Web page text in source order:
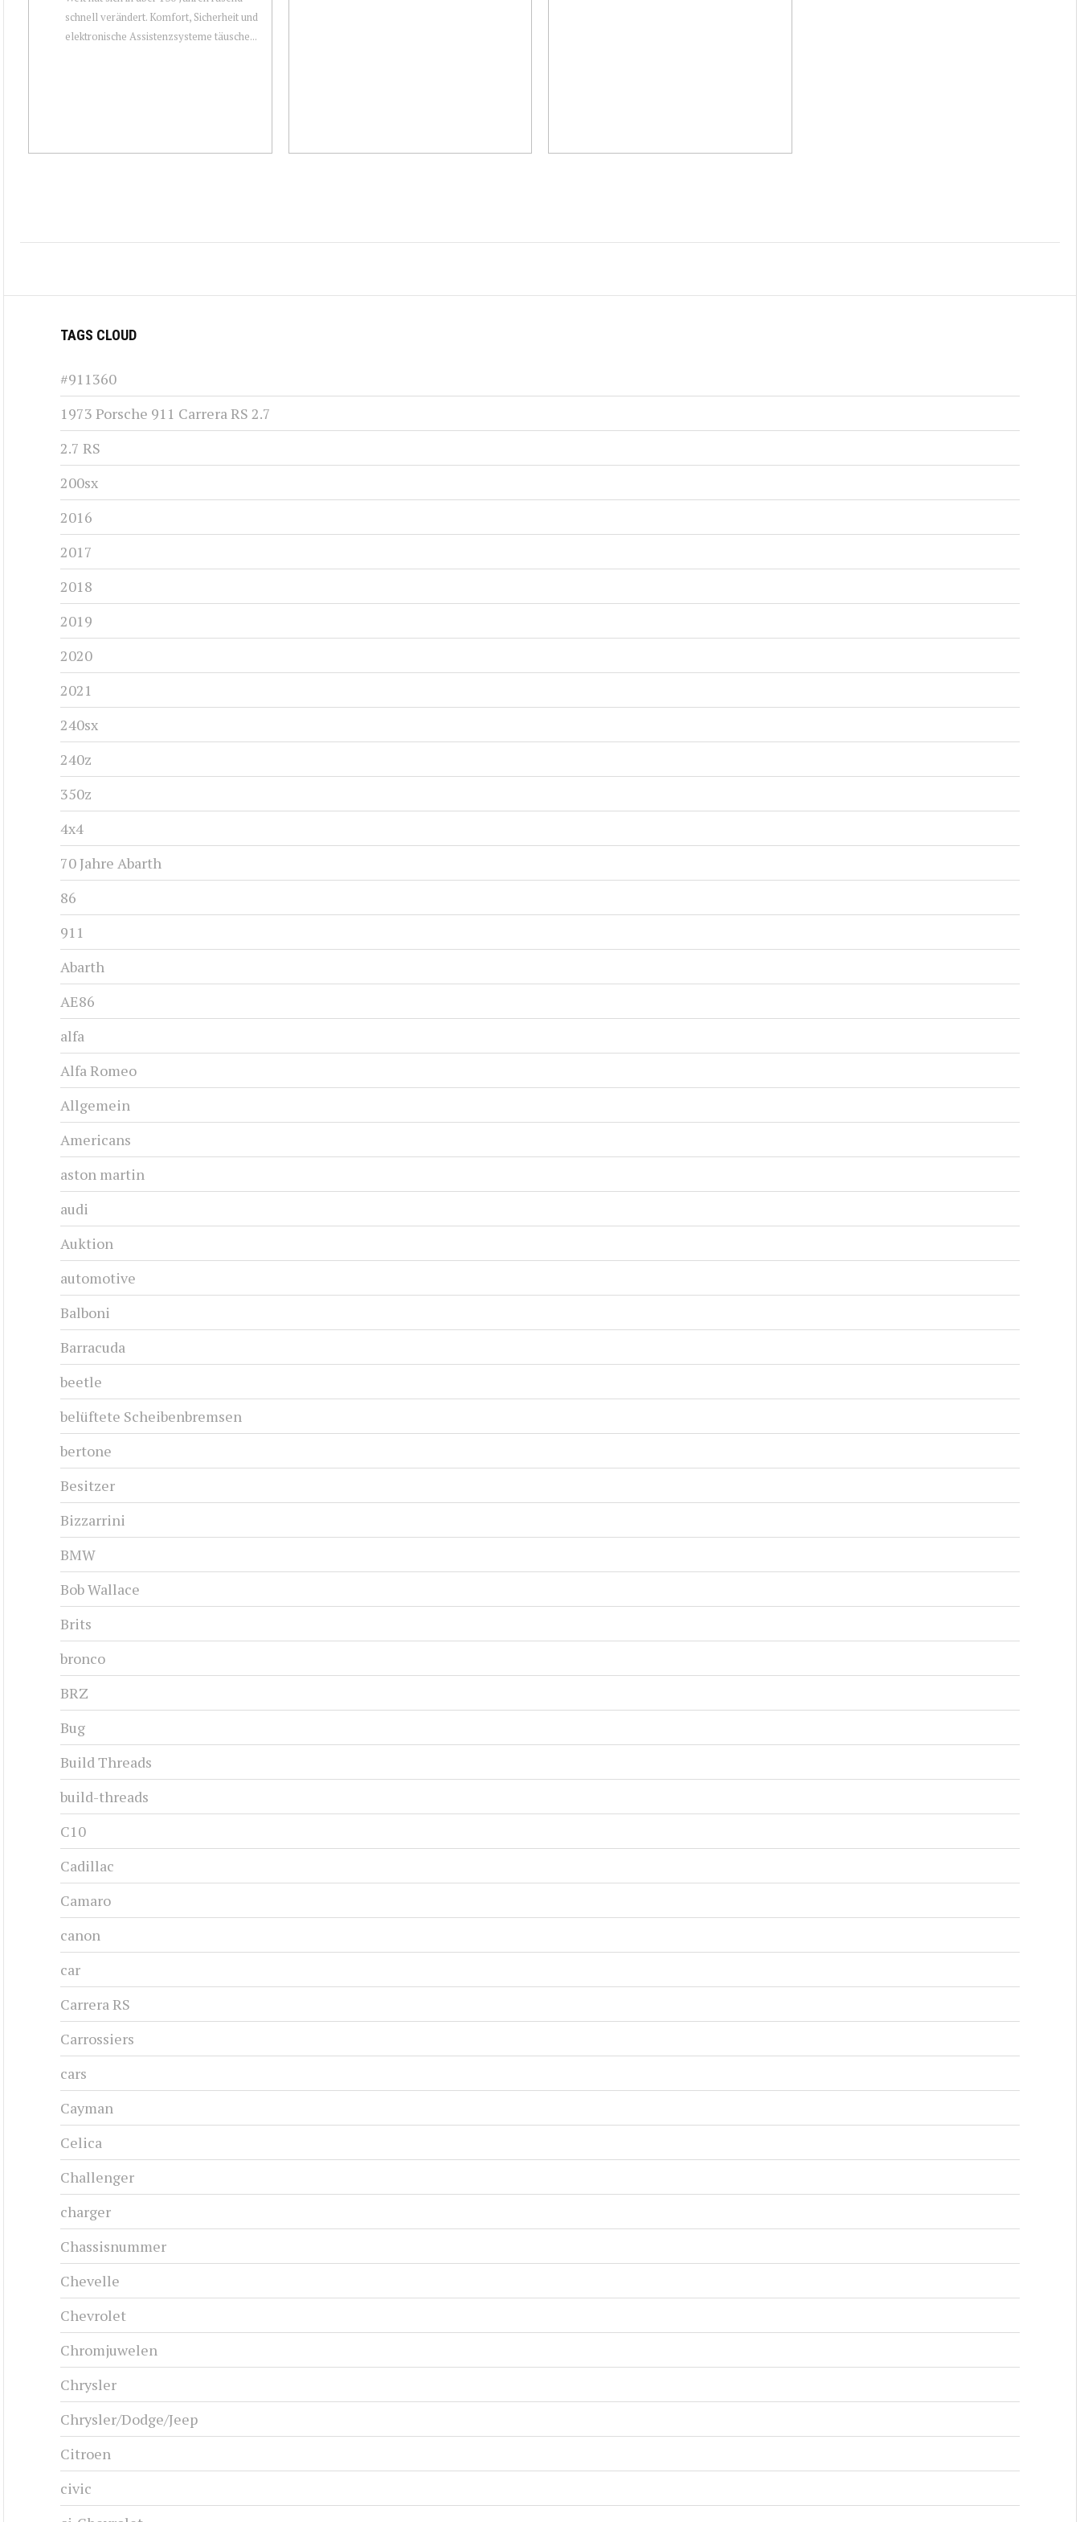
schnell verändert. Komfort, Sicherheit und
elektronische Assistenzsysteme täusche...
TAGS CLOUD
#911360
1973 Porsche 911 Carrera RS 2.7
2.7 RS
200sx
2016
2017
2018
2019
2020
2021
240sx
240z
350z
4x4
70 Jahre Abarth
86
911
Abarth
AE86
alfa
Alfa Romeo
Allgemein
Americans
aston martin
audi
Auktion
automotive
Balboni
Barracuda
beetle
belüftete Scheibenbremsen
bertone
Besitzer
Bizzarrini
BMW
Bob Wallace
Brits
bronco
BRZ
Bug
Build Threads
build-threads
C10
Cadillac
Camaro
canon
car
Carrera RS
Carrossiers
cars
Cayman
Celica
Challenger
charger
Chassisnummer
Chevelle
Chevrolet
Chromjuwelen
Chrysler
Chrysler/Dodge/Jeep
Citroen
civic